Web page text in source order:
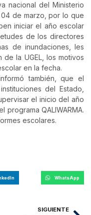
nacional del Ministerio
de marzo, por lo que
iniciar el año escolar
de los directores
de inundaciones, les
la UGEL, los motivos
en la fecha.
también, que el
del Estado,
el inicio del año
programa QALIWARMA.
escolares.
WhatsApp
SIGUIENTE